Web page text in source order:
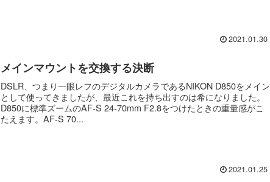
2021.01.30
メインマウントを交換する決断
DSLR、つまり一眼レフのデジタルカメラであるNIKON D850をメイン
として使ってきましたが、最近これを持ち出すのは希になりました。
D850に標準ズームのAF-S 24-70mm F2.8をつけたときの重量感がこ
たえます。AF-S 70...
2021.01.25